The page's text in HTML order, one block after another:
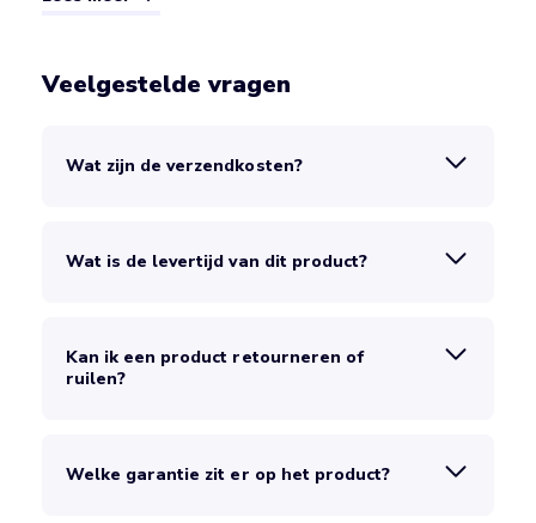
Veelgestelde vragen
Wat zijn de verzendkosten?
Wat is de levertijd van dit product?
Kan ik een product retourneren of
ruilen?
Welke garantie zit er op het product?